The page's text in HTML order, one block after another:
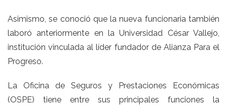
Asimismo, se conoció que la nueva funcionaria también
laboró anteriormente en la Universidad César Vallejo,
institución vinculada al líder fundador de Alianza Para el
Progreso.
La Oficina de Seguros y Prestaciones Económicas
(OSPE) tiene entre sus principales funciones la